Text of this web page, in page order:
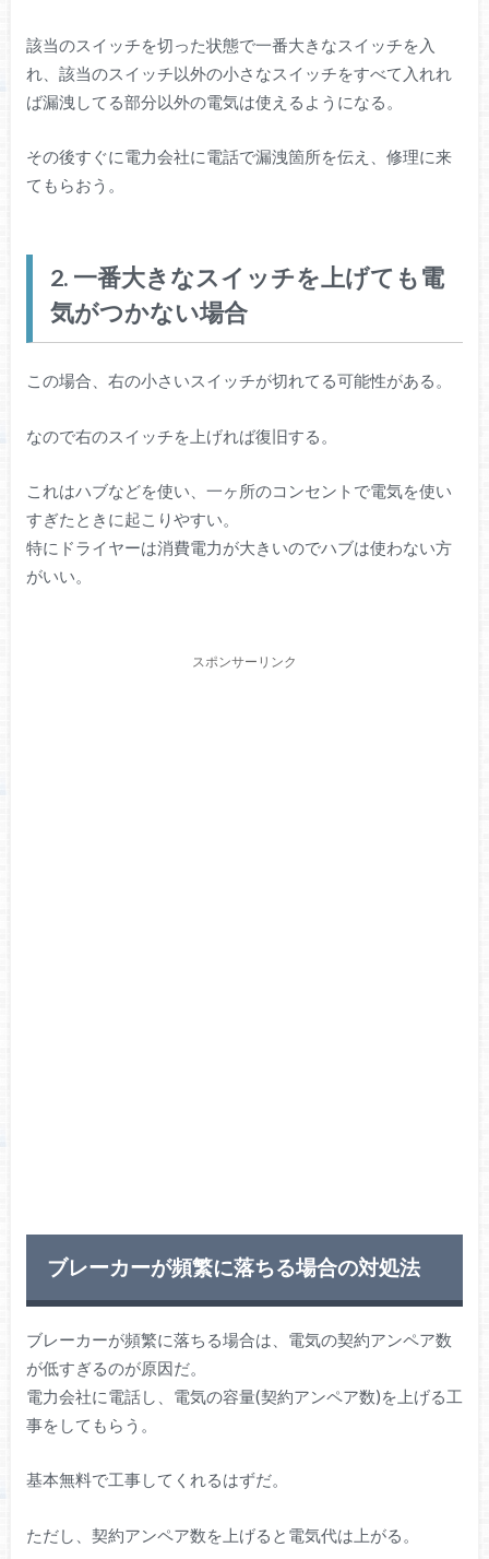
該当のスイッチを切った状態で一番大きなスイッチを入
れ、該当のスイッチ以外の小さなスイッチをすべて入れれ
ば漏洩してる部分以外の電気は使えるようになる。
その後すぐに電力会社に電話で漏洩箇所を伝え、修理に来
てもらおう。
2. 一番大きなスイッチを上げても電
気がつかない場合
この場合、右の小さいスイッチが切れてる可能性がある。
なので右のスイッチを上げれば復旧する。
これはハブなどを使い、一ヶ所のコンセントで電気を使い
すぎたときに起こりやすい。
特にドライヤーは消費電力が大きいのでハブは使わない方
がいい。
スポンサーリンク
ブレーカーが頻繁に落ちる場合の対処法
ブレーカーが頻繁に落ちる場合は、電気の契約アンペア数
が低すぎるのが原因だ。
電力会社に電話し、電気の容量(契約アンペア数)を上げる工
事をしてもらう。
基本無料で工事してくれるはずだ。
ただし、契約アンペア数を上げると電気代は上がる。